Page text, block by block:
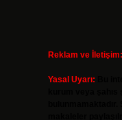
Reklam ve İletişim:
Yasal Uyarı: